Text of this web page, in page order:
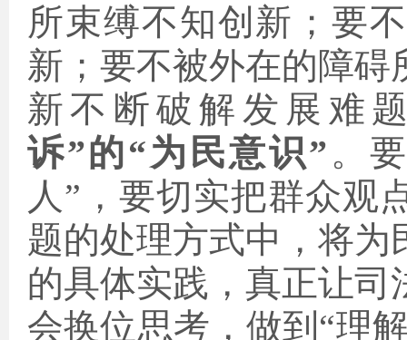
所束缚不知创新；要
新；要不被外在的障
新不断破解发展难
诉”的“为 民意识” 。
人”，要切实把群众观
题的处理方式中，将
的具体实践，真正让
会换位思考，做到“理